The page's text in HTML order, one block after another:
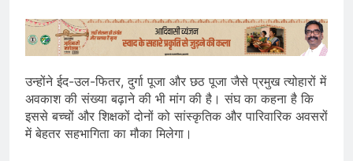
उन्होंने ईद-उल-फितर, दुर्गा पूजा और छठ पूजा जैसे प्रमुख त्योहारों में
अवकाश की संख्या बढ़ाने की भी मांग की है। संघ का कहना है कि
इससे बच्चों और शिक्षकों दोनों को सांस्कृतिक और पारिवारिक अवसरों
में बेहतर सहभागिता का मौका मिलेगा।